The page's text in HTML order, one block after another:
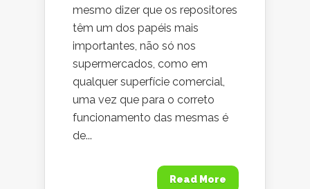
mesmo dizer que os repositores
têm um dos papéis mais
importantes, não só nos
supermercados, como em
qualquer superfície comercial,
uma vez que para o correto
funcionamento das mesmas é
de...
Read More